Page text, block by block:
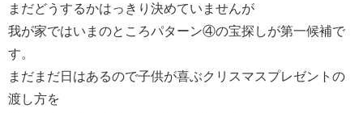
まだどうするかはっきり決めていませんが
我が家ではいまのところパターン④の宝探しが第一候補で
す。
まだまだ日はあるので子供が喜ぶクリスマスプレゼントの
渡し方を